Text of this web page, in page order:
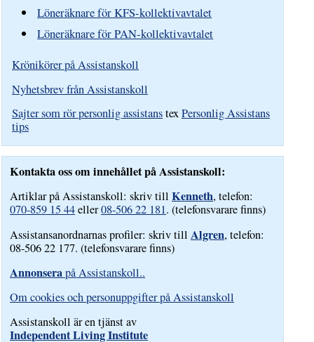
Löneräknare för KFS-kollektivavtalet
Löneräknare för PAN-kollektivavtalet
Krönikörer på Assistanskoll
Nyhetsbrev från Assistanskoll
Sajter som rör personlig assistanstexPersonlig Assistans
tips
Kontakta oss om innehållet på Assistanskoll:
Artiklar på Assistanskoll: skriv tillKenneth, telefon:
070-859 15 44eller08-506 22 181. (telefonsvarare finns)
Assistansanordnarnas profiler: skriv tillAlgren, telefon:
08-506 22 177. (telefonsvarare finns)
Annonserapå Assistanskoll..
Om cookies och personuppgifter på Assistanskoll
Assistanskoll är en tjänst av
Independent Living Institute